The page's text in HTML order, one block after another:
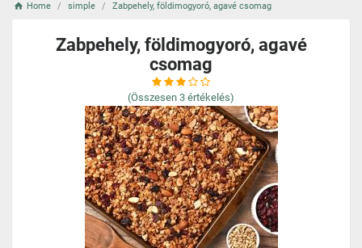
Home simple Zabpehely, földimogyoró, agavé csomag
Zabpehely, földimogyoró, agavé
csomag
(Összesen 3 értékelés)